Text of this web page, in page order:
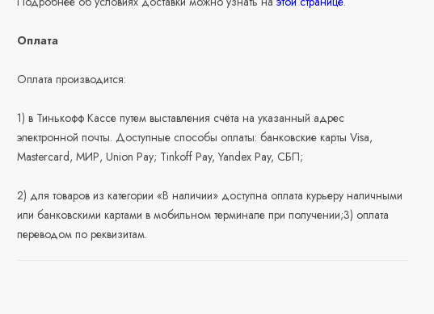
Оплата
Оплата производится:
1) в Тинькофф Кассе путем выставления счёта на указанный адрес
электронной почты. Доступные способы оплаты: банковские карты Visa,
Mastercard, МИР, Union Pay; Tinkoff Pay, Yandex Pay, СБП;
2) для товаров из категории «В наличии» доступна оплата курьеру наличными
или банковскими картами в мобильном терминале при получении;3) оплата
переводом по реквизитам.